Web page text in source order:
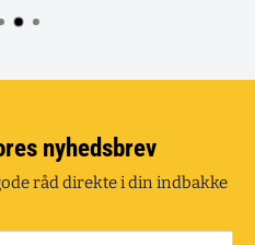
nyhedsbrev
råd direkte i din indbakke